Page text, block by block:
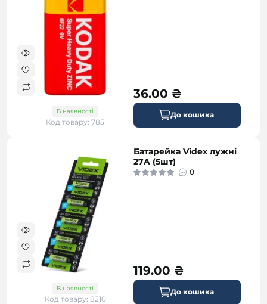
В наявності
Код товару: 785
36.00 ₴
До кошика
В наявності
Код товару: 8210
Батарейка Videx лужні
27A (5шт)
0
119.00 ₴
До кошика